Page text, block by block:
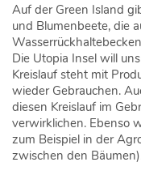
Auf der Green Island
und Blumenbeete, die
Die Utopia Insel will
Kreislauf steht mit
wieder Gebrauchen.
diesen Kreislauf im
verwirklichen. Ebenso
zum Beispiel in der
zwischen den